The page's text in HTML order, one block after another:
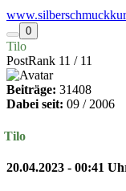
0
Tilo
PostRank 11 / 11
Beiträge: 31408
Dabei seit: 09 / 2006
Tilo
20.04.2023 - 00:41